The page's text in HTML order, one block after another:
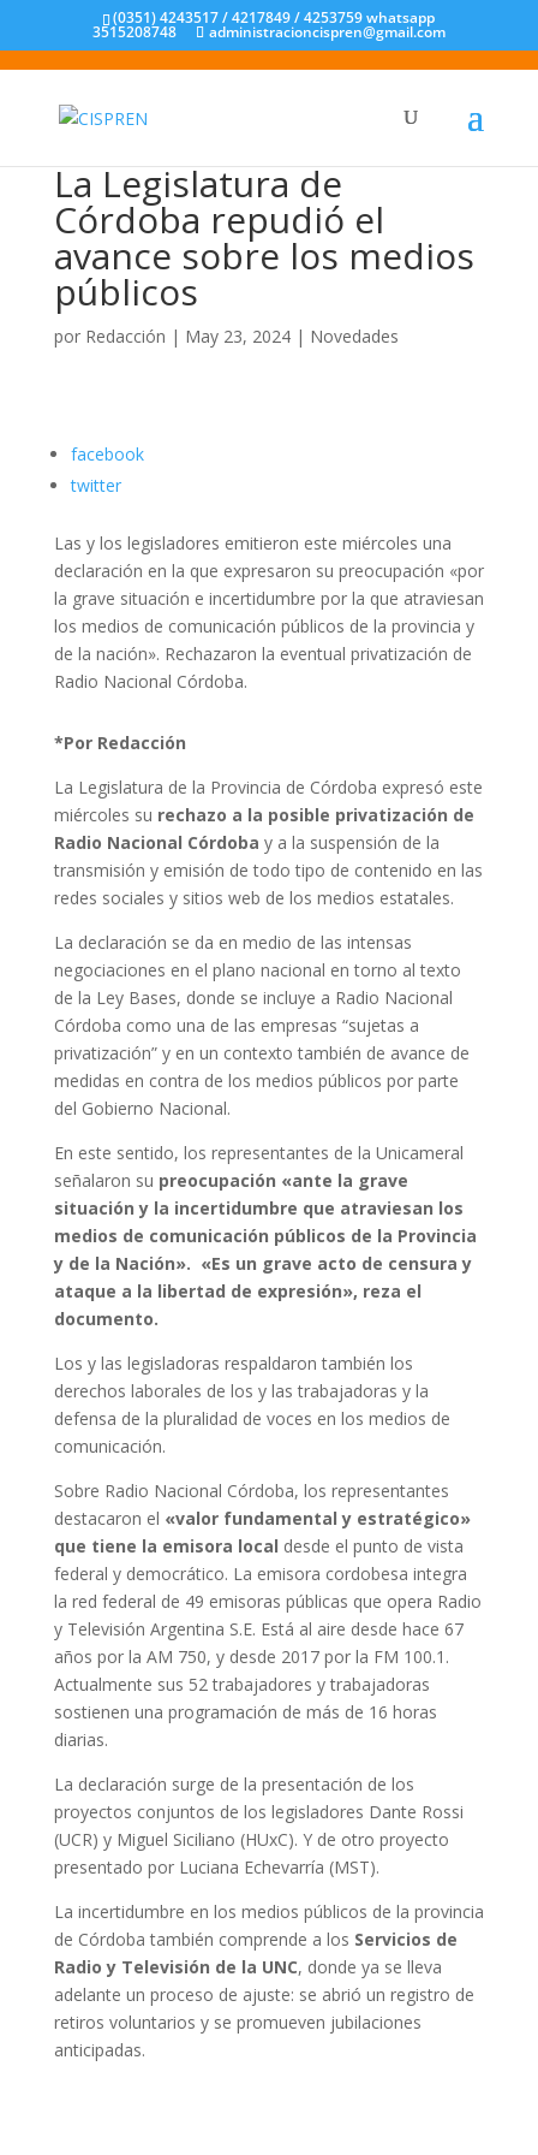
(0351) 4243517 / 4217849 / 4253759 whatsapp
3515208748 administracioncispren@gmail.com
La Legislatura de
Córdoba repudió el
avance sobre los medios
públicos
por Redacción | May 23, 2024| Novedades
facebook
twitter
Las y los legisladores emitieron este miércoles una
declaración en la que expresaron su preocupación «por
la grave situación e incertidumbre por la que atraviesan
los medios de comunicación públicos de la provincia y
de la nación». Rechazaron la eventual privatización de
Radio Nacional Córdoba.
*Por Redacción
La Legislatura de la Provincia de Córdoba expresó este
miércoles su rechazo a la posible privatización de
Radio Nacional Córdoba y a la suspensión de la
transmisión y emisión de todo tipo de contenido en las
redes sociales y sitios web de los medios estatales.
La declaración se da en medio de las intensas
negociaciones en el plano nacional en torno al texto
de la Ley Bases, donde se incluye a Radio Nacional
Córdoba como una de las empresas “sujetas a
privatización” y en un contexto también de avance de
medidas en contra de los medios públicos por parte
del Gobierno Nacional.
En este sentido, los representantes de la Unicameral
señalaron su preocupación «ante la grave
situación y la incertidumbre que atraviesan los
medios de comunicación públicos de la Provincia
y de la Nación». «Es un grave acto de censura y
ataque a la libertad de expresión», reza el
documento.
Los y las legisladoras respaldaron también los
derechos laborales de los y las trabajadoras y la
defensa de la pluralidad de voces en los medios de
comunicación.
Sobre Radio Nacional Córdoba, los representantes
destacaron el «valor fundamental y estratégico»
que tiene la emisora local desde el punto de vista
federal y democrático. La emisora cordobesa integra
la red federal de 49 emisoras públicas que opera Radio
y Televisión Argentina S.E. Está al aire desde hace 67
años por la AM 750, y desde 2017 por la FM 100.1.
Actualmente sus 52 trabajadores y trabajadoras
sostienen una programación de más de 16 horas
diarias.
La declaración surge de la presentación de los
proyectos conjuntos de los legisladores Dante Rossi
(UCR) y Miguel Siciliano (HUxC). Y de otro proyecto
presentado por Luciana Echevarría (MST).
La incertidumbre en los medios públicos de la provincia
de Córdoba también comprende a los Servicios de
Radio y Televisión de la UNC, donde ya se lleva
adelante un proceso de ajuste: se abrió un registro de
retiros voluntarios y se promueven jubilaciones
anticipadas.